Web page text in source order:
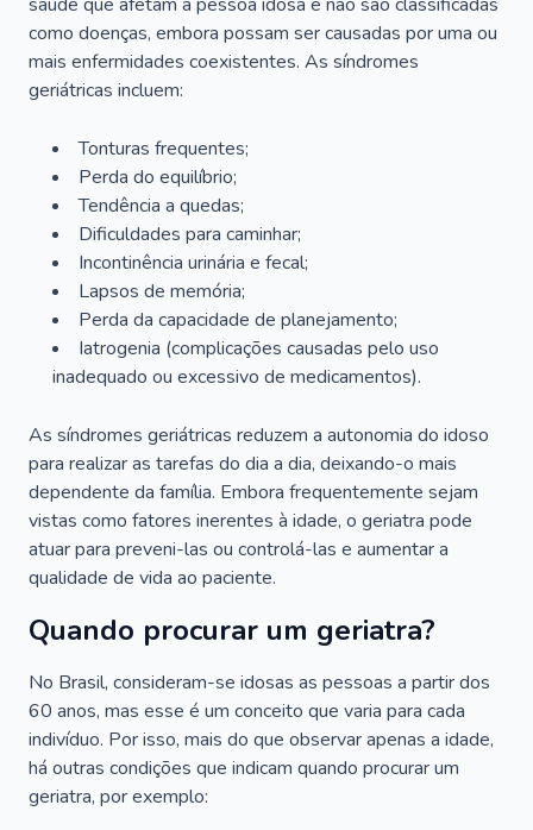
como doenças, embora possam ser causadas por uma ou
mais enfermidades coexistentes. As síndromes
geriátricas incluem:
Tonturas frequentes;
Perda do equilíbrio;
Tendência a quedas;
Dificuldades para caminhar;
Incontinência urinária e fecal;
Lapsos de memória;
Perda da capacidade de planejamento;
Iatrogenia (complicações causadas pelo uso
inadequado ou excessivo de medicamentos).
As síndromes geriátricas reduzem a autonomia do idoso
para realizar as tarefas do dia a dia, deixando-o mais
dependente da família. Embora frequentemente sejam
vistas como fatores inerentes à idade, o geriatra pode
atuar para preveni-las ou controlá-las e aumentar a
qualidade de vida ao paciente.
Quando procurar um geriatra?
No Brasil, consideram-se idosas as pessoas a partir dos
60 anos, mas esse é um conceito que varia para cada
indivíduo. Por isso, mais do que observar apenas a idade,
há outras condições que indicam quando procurar um
geriatra, por exemplo: